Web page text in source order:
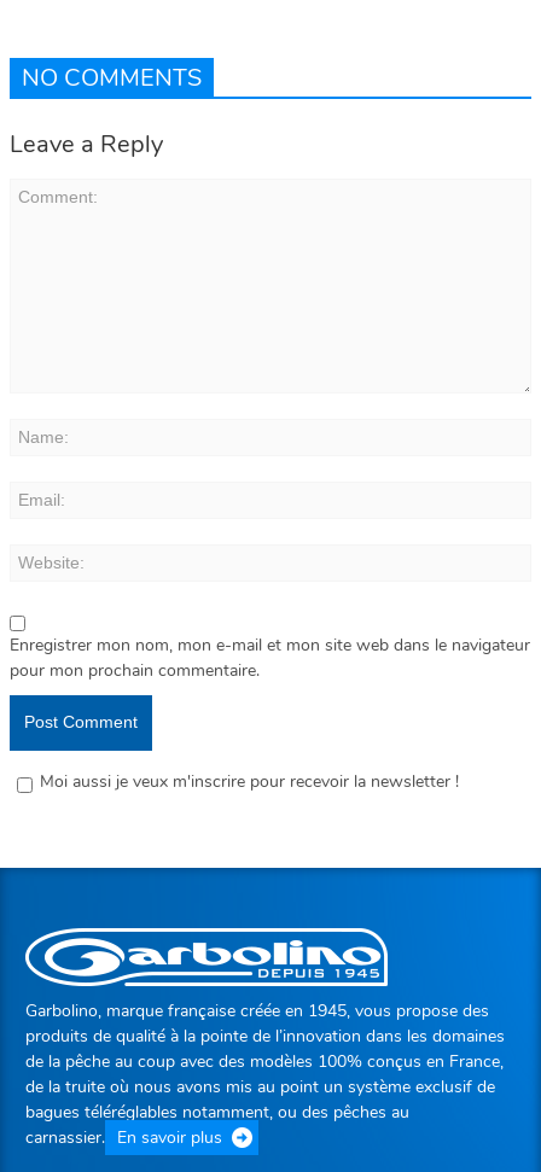
NO COMMENTS
Leave a Reply
Enregistrer mon nom, mon e-mail et mon site web dans le navigateur
pour mon prochain commentaire.
Moi aussi je veux m'inscrire pour recevoir la newsletter !
Garbolino, marque française créée en 1945, vous propose des
produits de qualité à la pointe de l’innovation dans les domaines
de la pêche au coup avec des modèles 100% conçus en France,
de la truite où nous avons mis au point un système exclusif de
bagues téléréglables notamment, ou des pêches au
carnassier. En savoir plus